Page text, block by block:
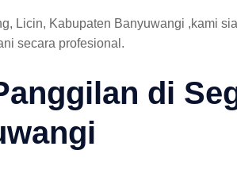
Licin, Kabupaten Banyuwangi ,kami
secara profesional.
di